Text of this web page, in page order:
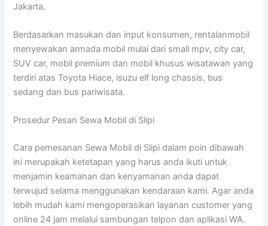
Jakarta.
Berdasarkan masukan dan input konsumen, rentalanmobil
menyewakan armada mobil mulai dari small mpv, city car,
SUV car, mobil premium dan mobil khusus wisatawan yang
terdiri atas Toyota Hiace, isuzu elf long chassis, bus
sedang dan bus pariwisata.
Prosedur Pesan Sewa Mobil di Slipi
Cara pemesanan Sewa Mobil di Slipi dalam poin dibawah
ini merupakah ketetapan yang harus anda ikuti untuk
menjamin keamanan dan kenyamanan anda dapat
terwujud selama menggunakan kendaraan kami. Agar anda
lebih mudah kami mengoperasikan layanan customer yang
online 24 jam melalui sambungan telpon dan aplikasi WA.